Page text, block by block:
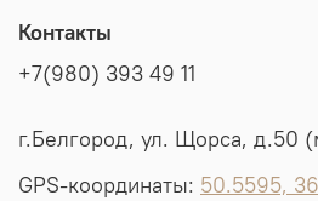
Контакты
+7(980) 393 49 11
г.Белгород, ул. Щорса, д.50
GPS-координаты: 50.5595,